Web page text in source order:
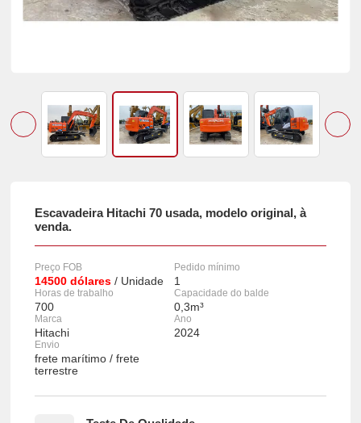
Escavadeira Hitachi 70 usada, modelo original, à
venda.
Preço FOB
14500 dólares / Unidade
Pedido mínimo
1
Horas de trabalho
700
Capacidade do balde
0,3m³
Marca
Hitachi
Ano
2024
Envio
frete marítimo / frete
terrestre